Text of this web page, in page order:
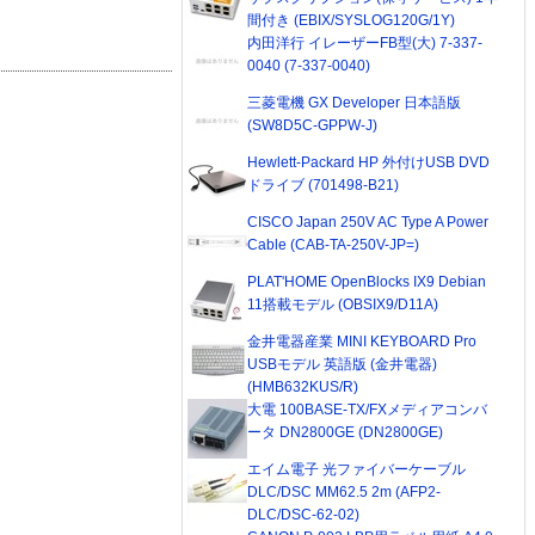
間付き (EBIX/SYSLOG120G/1Y)
内田洋行 イレーザーFB型(大) 7-337-
0040 (7-337-0040)
三菱電機 GX Developer 日本語版
(SW8D5C-GPPW-J)
Hewlett-Packard HP 外付けUSB DVD
ドライブ (701498-B21)
CISCO Japan 250V AC Type A Power
Cable (CAB-TA-250V-JP=)
PLAT'HOME OpenBlocks IX9 Debian
11搭載モデル (OBSIX9/D11A)
金井電器産業 MINI KEYBOARD Pro
USBモデル 英語版 (金井電器)
(HMB632KUS/R)
大電 100BASE-TX/FXメディアコンバ
ータ DN2800GE (DN2800GE)
エイム電子 光ファイバーケーブル
DLC/DSC MM62.5 2m (AFP2-
DLC/DSC-62-02)